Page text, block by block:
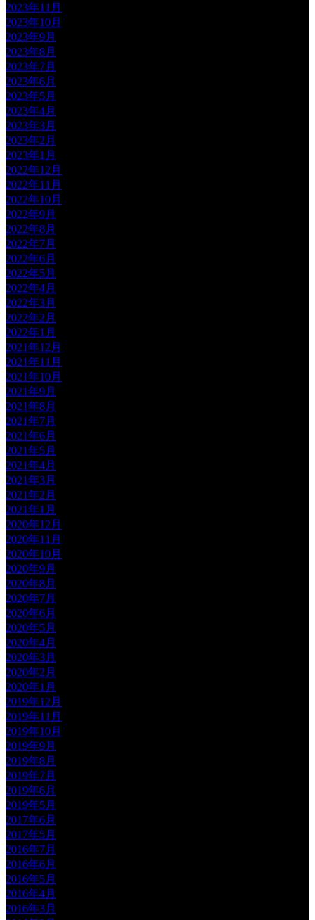
2023年11月
2023年10月
2023年9月
2023年8月
2023年7月
2023年6月
2023年5月
2023年4月
2023年3月
2023年2月
2023年1月
2022年12月
2022年11月
2022年10月
2022年9月
2022年8月
2022年7月
2022年6月
2022年5月
2022年4月
2022年3月
2022年2月
2022年1月
2021年12月
2021年11月
2021年10月
2021年9月
2021年8月
2021年7月
2021年6月
2021年5月
2021年4月
2021年3月
2021年2月
2021年1月
2020年12月
2020年11月
2020年10月
2020年9月
2020年8月
2020年7月
2020年6月
2020年5月
2020年4月
2020年3月
2020年2月
2020年1月
2019年12月
2019年11月
2019年10月
2019年9月
2019年8月
2019年7月
2019年6月
2019年5月
2017年6月
2017年5月
2016年7月
2016年6月
2016年5月
2016年4月
2016年3月